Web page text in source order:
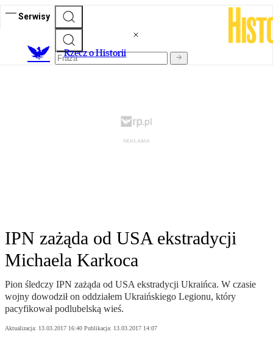
Serwisy
Rzecz o Historii
IPN zażąda od USA ekstradycji
Michaela Karkoca
Pion śledczy IPN zażąda od USA ekstradycji Ukraińca. W czasie
wojny dowodził on oddziałem Ukraińskiego Legionu, który
pacyfikował podlubelską wieś.
Aktualizacja: 13.03.2017 16:40 Publikacja: 13.03.2017 14:07